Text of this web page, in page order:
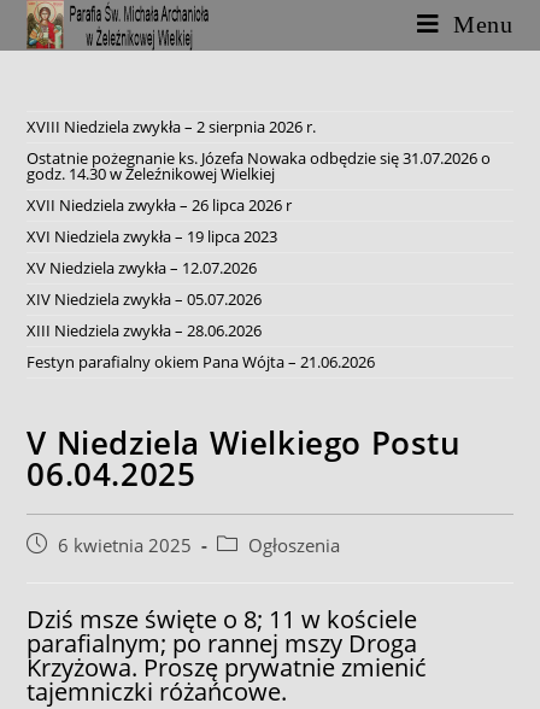
Skip
content
Menu
XVIII Niedziela zwykła – 2 sierpnia 2026 r.
Ostatnie pożegnanie ks. Józefa Nowaka odbędzie się 31.07.2026 o
godz. 14.30 w Żeleźnikowej Wielkiej
XVII Niedziela zwykła – 26 lipca 2026 r
XVI Niedziela zwykła – 19 lipca 2023
XV Niedziela zwykła – 12.07.2026
XIV Niedziela zwykła – 05.07.2026
XIII Niedziela zwykła – 28.06.2026
Festyn parafialny okiem Pana Wójta – 21.06.2026
V Niedziela Wielkiego Postu
06.04.2025
Post6 kwietnia 2025
PostOgłoszenia
Dziś msze święte o 8; 11 w kościele
parafialnym; po rannej mszy Droga
Krzyżowa. Proszę prywatnie zmienić
tajemniczki różańcowe.